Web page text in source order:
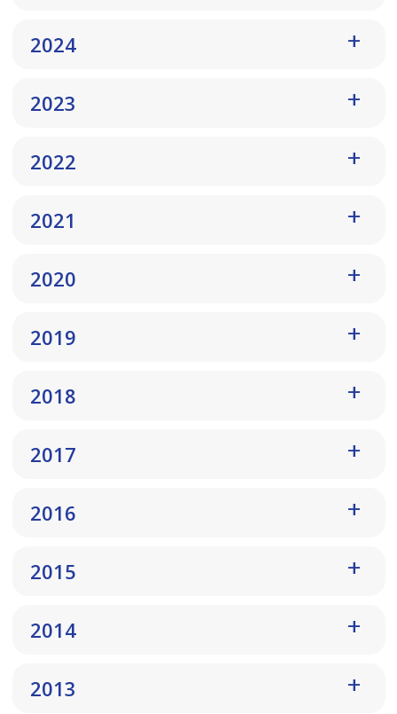
2024
2023
2022
2021
2020
2019
2018
2017
2016
2015
2014
2013